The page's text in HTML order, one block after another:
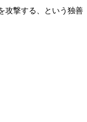
攻撃する、という独善